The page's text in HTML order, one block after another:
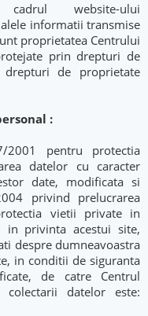
website-ului
informatii transmise
proprietatea Centrului
prin drepturi de
de proprietate
:
2001 pentru protectia
datelor cu caracter
date, modificata si
privind prelucrarea
vietii private in
in privinta acestui site,
despre dumneavoastra
in conditii de siguranta
de catre Centrul
datelor este: